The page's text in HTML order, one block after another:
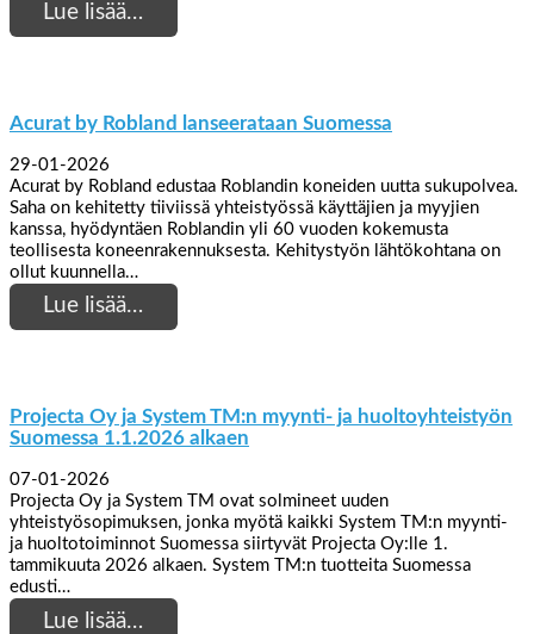
Lue lisää…
Acurat by Robland lanseerataan Suomessa
29-01-2026
Acurat by Robland edustaa Roblandin koneiden uutta sukupolvea.
Saha on kehitetty tiiviissä yhteistyössä käyttäjien ja myyjien
kanssa, hyödyntäen Roblandin yli 60 vuoden kokemusta
teollisesta koneenrakennuksesta. Kehitystyön lähtökohtana on
ollut kuunnella…
Lue lisää…
Projecta Oy ja System TM:n myynti- ja huoltoyhteistyön
Suomessa 1.1.2026 alkaen
07-01-2026
Projecta Oy ja System TM ovat solmineet uuden
yhteistyösopimuksen, jonka myötä kaikki System TM:n myynti-
ja huoltotoiminnot Suomessa siirtyvät Projecta Oy:lle 1.
tammikuuta 2026 alkaen. System TM:n tuotteita Suomessa
edusti…
Lue lisää…